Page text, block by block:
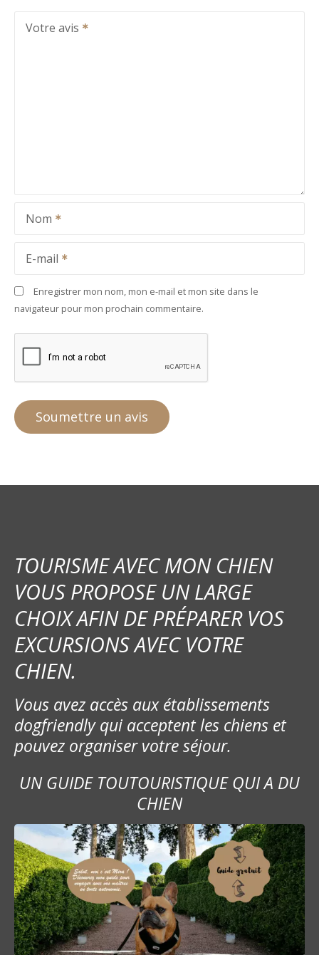
Votre avis
Nom
E-mail
Enregistrer mon nom, mon e-mail et mon site dans le
navigateur pour mon prochain commentaire.
TOURISME AVEC MON CHIEN
VOUS PROPOSE UN LARGE
CHOIX AFIN DE PRÉPARER VOS
EXCURSIONS AVEC VOTRE
CHIEN.
Vous avez accès aux établissements
dogfriendly qui acceptent les chiens et
pouvez organiser votre séjour.
UN GUIDE TOUTOURISTIQUE QUI A DU
CHIEN